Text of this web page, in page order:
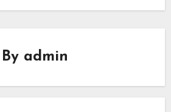
By admin